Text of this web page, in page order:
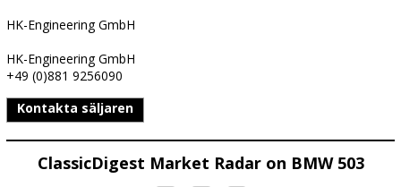
HK-Engineering GmbH
HK-Engineering GmbH
+49 (0)881 9256090
Kontakta säljaren
ClassicDigest Market Radar on BMW 503